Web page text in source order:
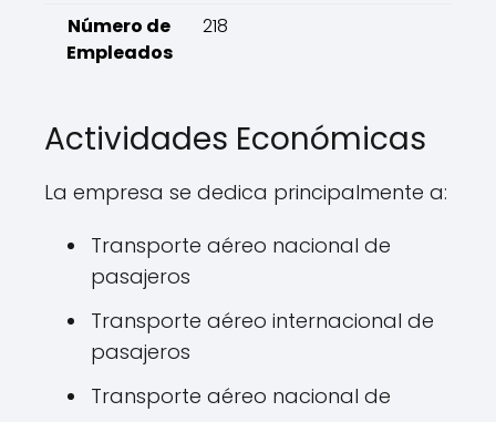
Número de
Empleados
218
Actividades Económicas
La empresa se dedica principalmente a:
Transporte aéreo nacional de
pasajeros
Transporte aéreo internacional de
pasajeros
Transporte aéreo nacional de